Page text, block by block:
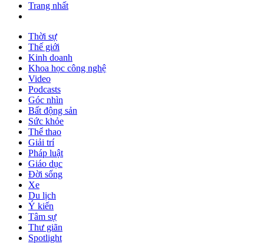
Trang nhất
Thời sự
Thế giới
Kinh doanh
Khoa học công nghệ
Video
Podcasts
Góc nhìn
Bất động sản
Sức khỏe
Thể thao
Giải trí
Pháp luật
Giáo dục
Đời sống
Xe
Du lịch
Ý kiến
Tâm sự
Thư giãn
Spotlight